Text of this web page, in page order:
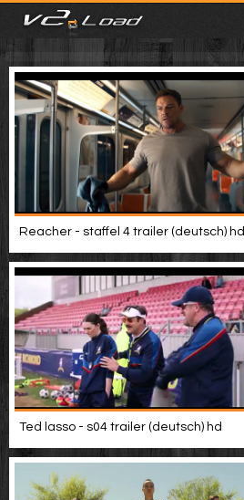
meist gesehen
neuste
kategorien
Menu
mit facebook anmelden
Informationen
Video suchen
Reacher - staffel 4 trailer (deutsch) hd
Ted lasso - s04 trailer (deutsch) hd